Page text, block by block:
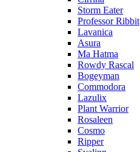
Storm Eater
Professor Ribbit
Lavanica
Asura
Ma Hatma
Rowdy Rascal
Bogeyman
Commodora
Lazulix
Plant Warrior
Rosaleen
Cosmo
Ripper